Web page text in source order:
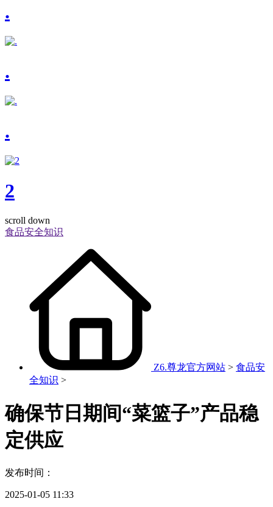
.
.
.
2
scroll down
食品安全知识
Z6.尊龙官方网站 > 食品安
全知识 >
确保节日期间“菜篮子”产品稳
定供应
发布时间：
2025-01-05 11:33